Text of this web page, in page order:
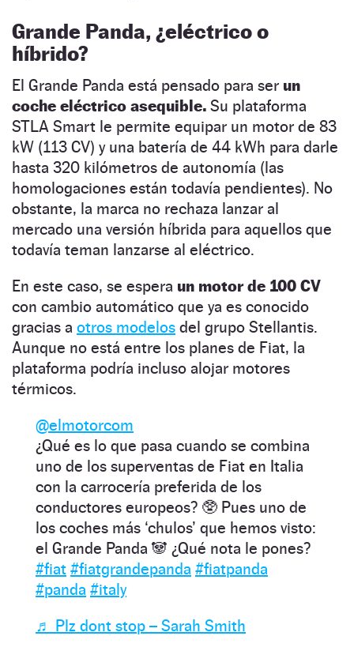
Grande Panda, ¿eléctrico o
híbrido?
El Grande Panda está pensado para ser un
coche eléctrico asequible. Su plataforma
STLA Smart le permite equipar un motor de 83
kW (113 CV) y una batería de 44 kWh para darle
hasta 320 kilómetros de autonomía (las
homologaciones están todavía pendientes). No
obstante, la marca no rechaza lanzar al
mercado una versión híbrida para aquellos que
todavía teman lanzarse al eléctrico.
En este caso, se espera un motor de 100 CV
con cambio automático que ya es conocido
gracias a otros modelos del grupo Stellantis.
Aunque no está entre los planes de Fiat, la
plataforma podría incluso alojar motores
térmicos.
@elmotorcom
¿Qué es lo que pasa cuando se combina
uno de los superventas de Fiat en Italia
con la carrocería preferida de los
conductores europeos? 🥸 Pues uno de
los coches más ‘chulos’ que hemos visto:
el Grande Panda 🐼 ¿Qué nota le pones?
#fiat #fiatgrandepanda #fiatpanda
#panda #italy
♬ Plz dont stop – Sarah Smith